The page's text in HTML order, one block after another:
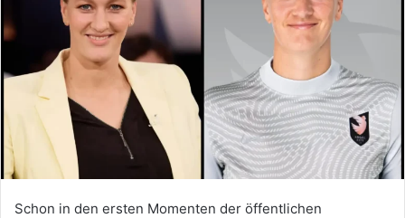
n
e
m
Schon in den ersten Momenten der öffentlichen